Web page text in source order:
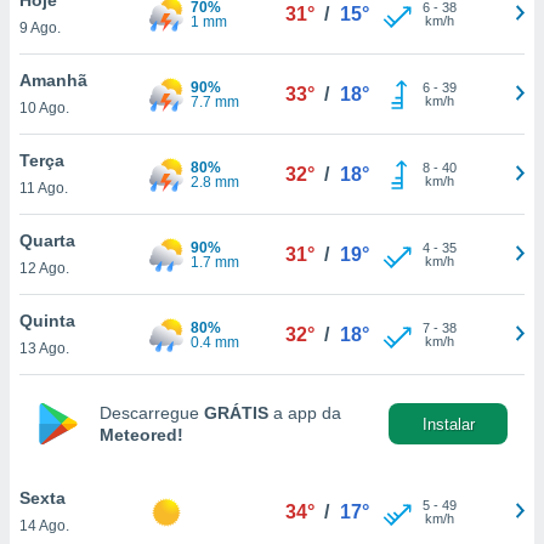
lhe
e
com
Pode
e
a
a
9 Ago.
70%
1 mm
31° / 15° 6- 38
km/h
Amanhã
10 Ago.
90%
7.7 mm
33° / 18° 6- 39
km/h
Terça
11 Ago.
80%
2.8 mm
32° / 18° 8- 40
km/h
Quarta
12 Ago.
90%
1.7 mm
31° / 19° 4- 35
km/h
Quinta
13 Ago.
80%
0.4 mm
32° / 18° 7- 38
km/h
Descarregue GRÁTIS a app da
Meteored!
Instalar
Sexta
14 Ago.
34° / 17° 5- 49
km/h